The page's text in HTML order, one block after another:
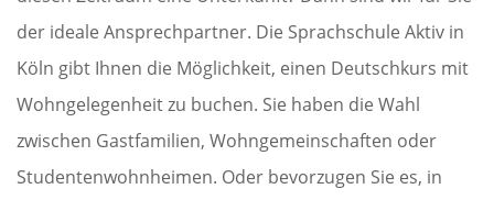
der ideale Ansprechpartner. Die Sprachschule Aktiv in
Köln gibt Ihnen die Möglichkeit, einen Deutschkurs mit
Wohngelegenheit zu buchen. Sie haben die Wahl
zwischen Gastfamilien, Wohngemeinschaften oder
Studentenwohnheimen. Oder bevorzugen Sie es, in